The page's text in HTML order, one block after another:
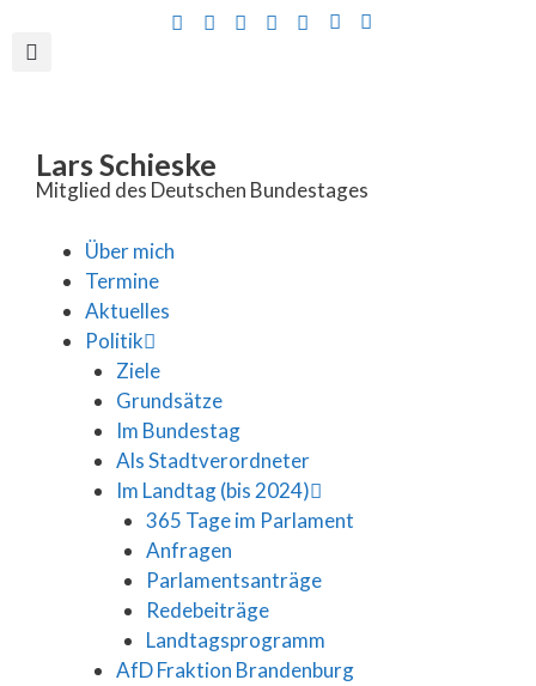
Lars Schieske
Mitglied des Deutschen Bundestages
Über mich
Termine
Aktuelles
Politik
Ziele
Grundsätze
Im Bundestag
Als Stadtverordneter
Im Landtag (bis 2024)
365 Tage im Parlament
Anfragen
Parlamentsanträge
Redebeiträge
Landtagsprogramm
AfD Fraktion Brandenburg